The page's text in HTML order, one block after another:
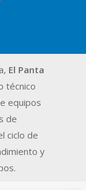
El Panta
técnico
equipos
de
ciclo de
y